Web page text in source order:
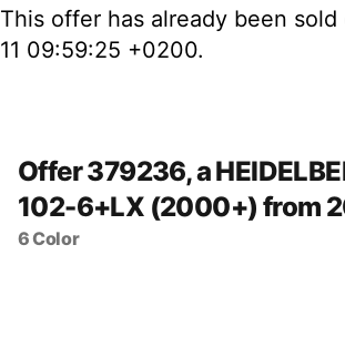
This offer has already been
11 09:59:25 +0200.
Offer 379236, a
102-6+LX (2000+) from
6 Color